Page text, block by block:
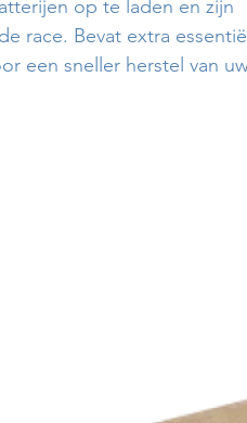
op te laden en zijn
race. Bevat extra
een sneller herstel van